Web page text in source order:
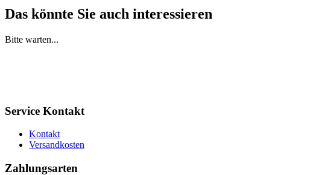
Das könnte Sie auch interessieren
Bitte warten...
Service Kontakt
Kontakt
Versandkosten
Zahlungsarten